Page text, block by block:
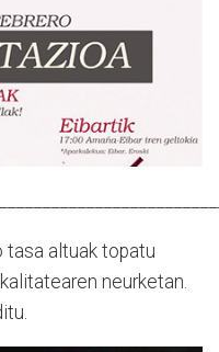
tasa altuak topatu
neurketan.